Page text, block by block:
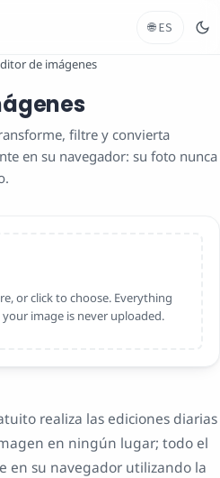
🌐 ES
de imágenes
filtre y convierta
en su navegador: su foto nunca
or click to choose. Everything
image is never uploaded.
realiza las ediciones diarias
en ningún lugar; todo el
en su navegador utilizando la